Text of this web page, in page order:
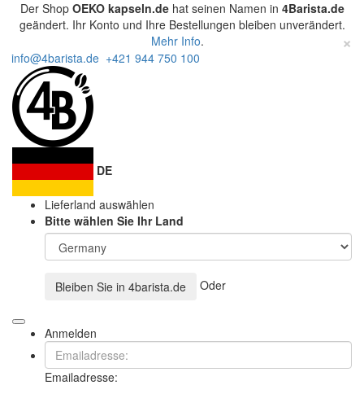
Der Shop OEKO kapseln.dehat seinen Namen in 4Barista.de
geändert. Ihr Konto und Ihre Bestellungen bleiben unverändert.
Mehr Info. ×
info@4barista.de +421 944 750 100
DE
Lieferland auswählen
Bitte wählen Sie Ihr Land
Bleiben Sie in 4barista.de Oder
Anmelden
Emailadresse: